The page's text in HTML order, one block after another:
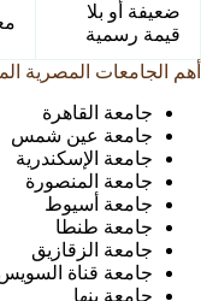
ضعيفة أو بلا
قيمة رسمية
أهم الجامعات المصرية
جامعة القاهرة
جامعة عين شمس
جامعة الإسكندرية
جامعة المنصورة
جامعة أسيوط
جامعة طنطا
جامعة الزقازيق
جامعة قناة
جامعة بنها